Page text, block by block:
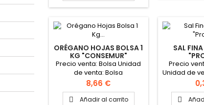
ORÉGANO HOJAS BOLSA 1
KG "CONSEMUR"
Precio venta: Bolsa Unidad
de venta: Bolsa
Precio
8,66 €
 Añadir al carrito
SAL
Precio
Unidad de
Formato
